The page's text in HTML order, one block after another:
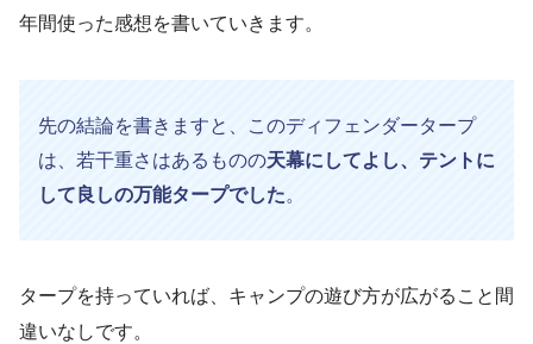
年間使った感想を書いていきます。
先の結論を書きますと、このディフェンダータープ
は、若干重さはあるものの天幕にしてよし、テントに
して良しの万能タープでした。
タープを持っていれば、キャンプの遊び方が広がること間
違いなしです。